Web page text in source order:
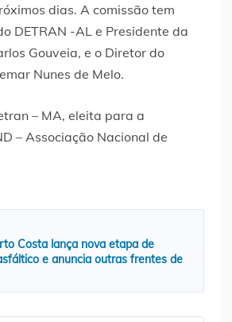
dias. A comissão tem
DETRAN -AL e Presidente da
Gouveia, e o Diretor do
Nunes de Melo.
Costa lança nova etapa de
e anuncia outras frentes de